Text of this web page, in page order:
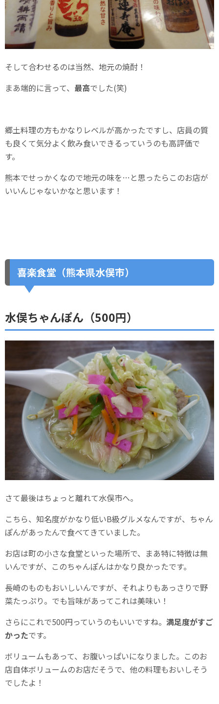
そして合わせるのは当然、地元の焼酎！
まあ端的に言って、 最高でした(笑)
郷土料理の方もかなりレベルが高かったですし、店員の質
も良くて気分よく飲み食いできるっていうのも高評価で
す。
熊本でせっかくなので地元の味を…と思ったらこのお店が
いいんじゃないかなと思います！
喜楽食堂（熊本県水俣市）
水俣ちゃんぽん（500円）
さて最後はちょっと離れて水俣市へ。
こちら、知名度がかなり低いB級グルメなんですが、ちゃん
ぽんがあったんで食べてきていました。
お店は町の小さな食堂といった場所で、まあ特に特徴は無
いんですが、このちゃんぽんはかなり良かったです。
長崎のものもおいしいんですが、それよりもあっさりで野
菜たっぷり。でも旨味があってこれは美味い！
さらにこれで500円っていうのもいいですね。 満足度がすご
かったです。
ボリュームもあって、お腹いっぱいになりました。このお
店自体ボリュームのお店だそうで、他の料理もおいしそう
でしたよ！